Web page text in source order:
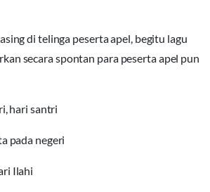
di telinga peserta apel, begitu lagu
secara spontan para peserta apel pun
hari santri
pada negeri
Ilahi